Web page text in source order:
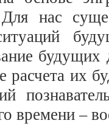
нас
расчета их
времени –